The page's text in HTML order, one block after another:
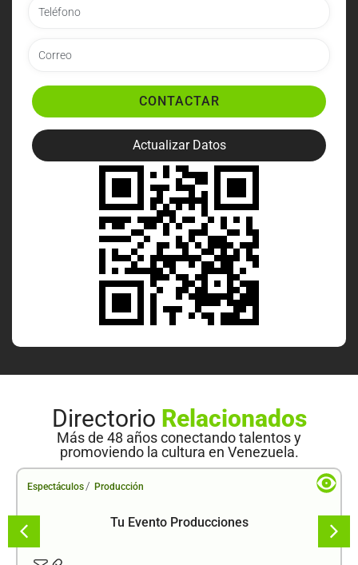
CONTACTAR
Actualizar Datos
Directorio Relacionados
Más de 48 años conectando talentos y
promoviendo la cultura en Venezuela.
Espectáculos / Producción
Tu Evento Producciones